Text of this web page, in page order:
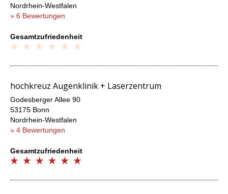
Nordrhein-Westfalen
» 6 Bewertungen
Gesamtzufriedenheit
hochkreuz Augenklinik + Laserzentrum
Godesberger Allee 90
53175 Bonn
Nordrhein-Westfalen
» 4 Bewertungen
Gesamtzufriedenheit